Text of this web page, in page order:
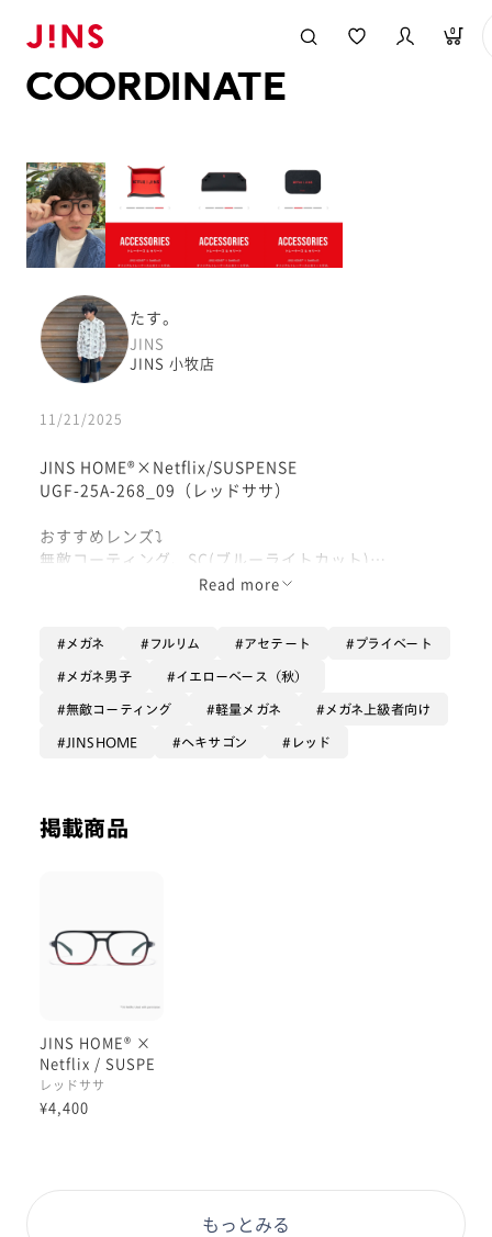
0
COORDINATE
たす。
JINS
JINS 小牧店
11/21/2025
JINS HOME®︎×Netflix/SUSPENSE
UGF-25A-268_09（レッドササ）
おすすめレンズ⤵︎
無敵コーティング、SC(ブルーライトカット)
お家でまったり過ごす時にNetflixを観るならこのメガ
ネをかけよう！🥸
目が良い方でも度なしのブルーライトカットでで疲れ目
対策にオススメです！
オリジナルのメガネトレーにもなるケースとメガネ拭き
Read more
メガネ フルリム アセテート プライベート
メガネ男子 イエローベース（秋）
無敵コーティング 軽量メガネ メガネ上級者向け
JINSHOME ヘキサゴン レッド
掲載商品
JINS HOME® ×
Netflix / SUSPE
NSE
レッドササ
¥4,400
もっとみる